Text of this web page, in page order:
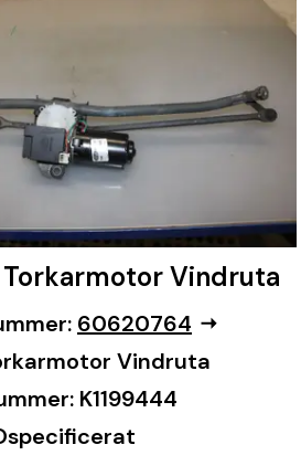
Torkarmotor Vindruta
60620764
Vindruta
K1199444